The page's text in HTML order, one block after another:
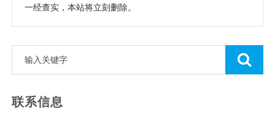
一经查实，本站将立刻删除。
联系信息